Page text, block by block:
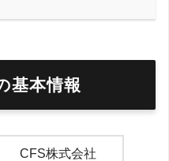
基本情報
CFS株式会社